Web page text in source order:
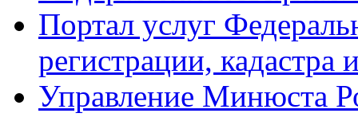
Портал услуг
регистрации, кадастра
Управление Минюста